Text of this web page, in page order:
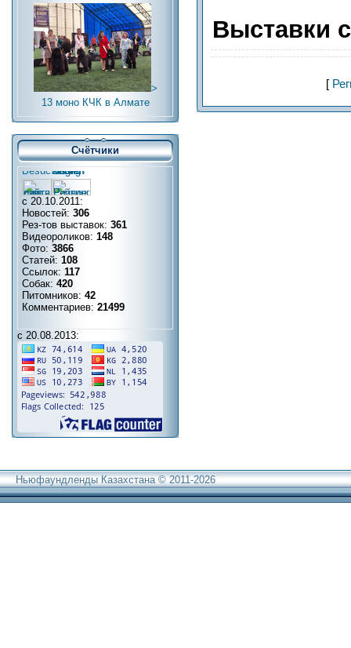
>
13 моно КЧК в Алмате
Счётчики
с 20.10.2011:
Новостей: 306
Рез-тов выставок: 361
Видеороликов: 148
Фото: 3866
Статей: 108
Ссылок: 117
Собак: 420
Питомников: 42
Комментариев: 21499
с 20.08.2013:
Выставки
[
Ньюфаундленды Казахстана © 2011-2026